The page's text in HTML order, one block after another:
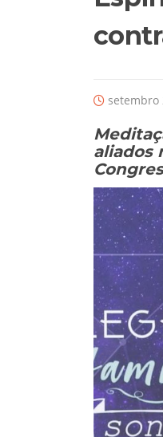
setembro
aliados